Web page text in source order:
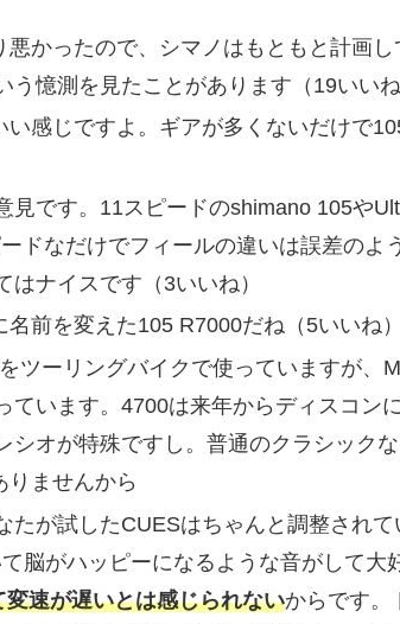
悪かったので、シマノはもともと計画
う憶測を見たことがあります（19いいね
い感じですよ。ギアが多くないだけで
見です。11スピードのshimano 105や
ドなだけでフィールの違いは誤差のよ
はナイスです（3いいね）
前を変えた105 R7000だね（5いいね）
ツーリングバイクで使っていますが、
ています。4700は来年からディスコン
シオが特殊ですし。普通のクラシック
りませんから
たが試したCUESはちゃんと調整され
脳がハッピーになるような音がして大
速が遅いとは感じられないからです。